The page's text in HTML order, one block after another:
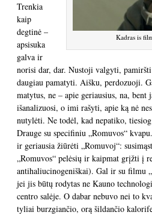
Kadras is
Trenkia
kaip
degtinė –
apsisuka
galva ir
norisi dar, dar. Nustoji valgyti,
daugiau pamatyti. Aišku, perdozuoji.
matytus, ne – apie geriausius, na,
išanalizuosi, o imi rašyti, apie ką nė
nutylėti. Ne todėl, kad nepatiko,
Drauge su specifiniu „Romuvos“
ir geriausia žiūrėti „Romuvoj“:
„Romuvos“ pelėsių ir kaipmat grįžti į
antihaliucinogeniškai). Gal ir su filmu
jei jis būtų rodytas ne Kauno
centro salėje. O dabar nebuvo nei to
tyliai burzgiančio, orą šildančio